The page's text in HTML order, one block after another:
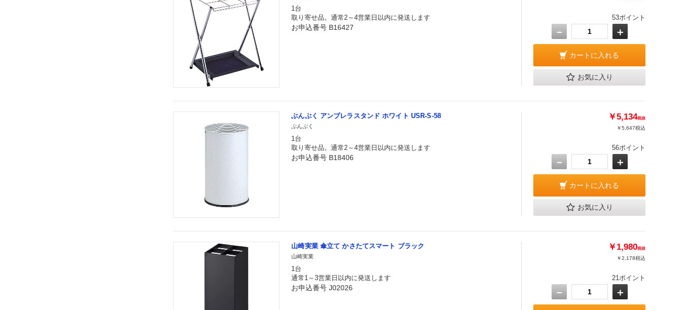
1台
取り寄せ品。通常2～4営業日以内に発送します
お申込番号 B16427
53ポイント
－ ＋
カートに入れる
お気に入り
ぶんぶく アンブレラスタンド ホワイト USR-S-58
ぶんぶく
1台
取り寄せ品。通常2～4営業日以内に発送します
お申込番号 B18406
￥5,134税抜
￥5,647税込
56ポイント
－ ＋
カートに入れる
お気に入り
山崎実業 傘立て かさたてスマート ブラック
山崎実業
1台
通常1～3営業日以内に発送します
お申込番号 J02026
￥1,980税抜
￥2,178税込
21ポイント
－ ＋